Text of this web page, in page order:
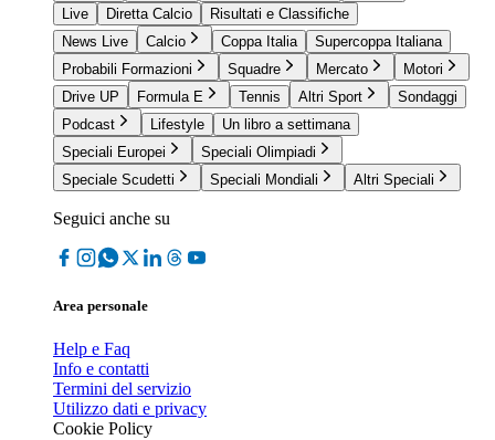
Live
Diretta Calcio
Risultati e Classifiche
News Live
Calcio Coppa Italia
Supercoppa Italiana
Probabili Formazioni
Squadre Mercato
Motori
Drive UP
Formula E Tennis Altri Sport
Sondaggi
Podcast
Lifestyle
Un libro a settimana
Speciali Europei
Speciali Olimpiadi
Speciale Scudetti
Speciali Mondiali Altri Speciali
Seguici anche su
Area personale
Help e Faq
Info e contatti
Termini del servizio
Utilizzo dati e privacy
Cookie Policy